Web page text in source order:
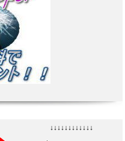
↓↓↓↓↓↓↓↓↓↓↓↓